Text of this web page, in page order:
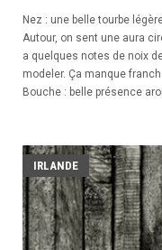
Nez : une belle tourbe
Autour, on sent une aura
a quelques notes de noix
modeler. Ça manque
Bouche : belle présence
IRLANDE